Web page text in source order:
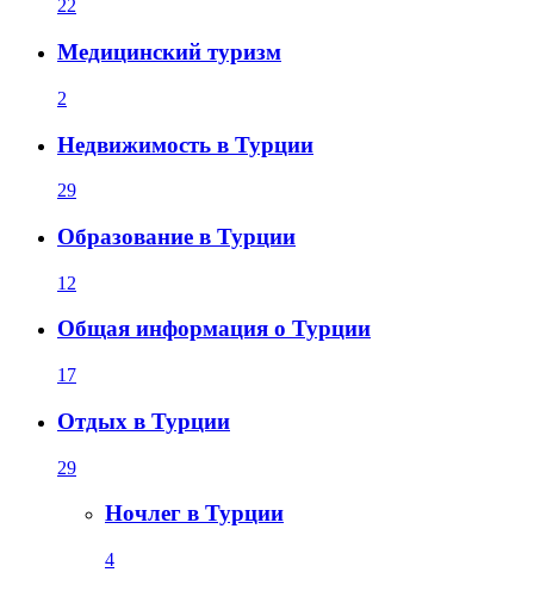
22
Медицинский туризм
2
Недвижимость в Турции
29
Образование в Турции
12
Общая информация о Турции
17
Отдых в Турции
29
Ночлег в Турции
4